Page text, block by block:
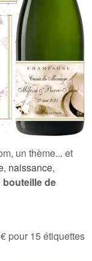
un thème... et
, naissance,
bouteille de
pour 15 étiquettes